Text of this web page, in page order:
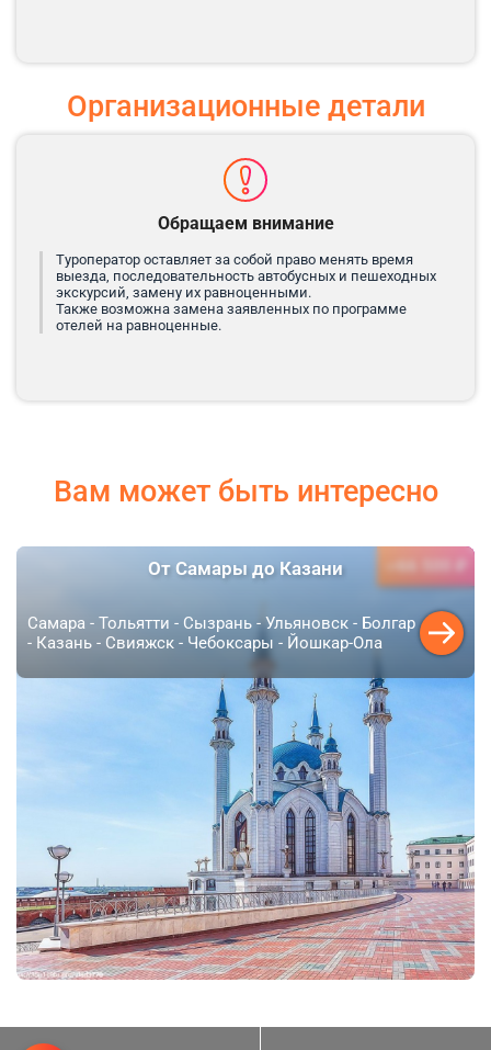
Организационные детали
Обращаем внимание
Туроператор оставляет за собой право менять время
выезда, последовательность автобусных и пешеходных
экскурсий, замену их равноценными.
Также возможна замена заявленных по программе
отелей на равноценные.
Вам может быть интересно
От Самары до Казани
Самара - Тольятти - Сызрань - Ульяновск - Болгар
- Казань - Свияжск - Чебоксары - Йошкар-Ола